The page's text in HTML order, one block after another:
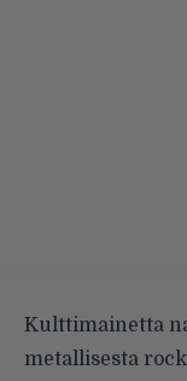
Kulttimainetta
metallisesta